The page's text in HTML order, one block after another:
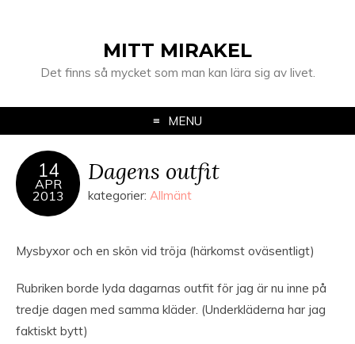
MITT MIRAKEL
Det finns så mycket som man kan lära sig av livet.
MENU
14
APR
2013
Dagens outfit
kategorier: Allmänt
Mysbyxor och en skön vid tröja (härkomst oväsentligt)
Rubriken borde lyda dagarnas outfit för jag är nu inne på
tredje dagen med samma kläder. (Underkläderna har jag
faktiskt bytt)